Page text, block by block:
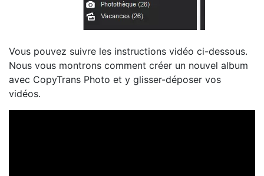
Vous pouvez suivre les instructions vidéo ci-dessous.
Nous vous montrons comment créer un nouvel album
avec CopyTrans Photo et y glisser-déposer vos
vidéos.